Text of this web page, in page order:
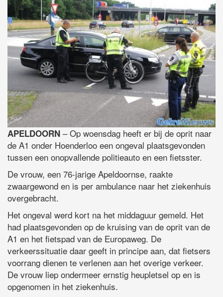
APELDOORN – Op woensdag heeft er bij de oprit naar
de A1 onder Hoenderloo een ongeval plaatsgevonden
tussen een onopvallende politieauto en een fietsster.
De vrouw, een 76-jarige Apeldoornse, raakte
zwaargewond en is per ambulance naar het ziekenhuis
overgebracht.
Het ongeval werd kort na het middaguur gemeld. Het
had plaatsgevonden op de kruising van de oprit van de
A1 en het fietspad van de Europaweg. De
verkeerssituatie daar geeft in principe aan, dat fietsers
voorrang dienen te verlenen aan het overige verkeer.
De vrouw liep ondermeer ernstig heupletsel op en is
opgenomen in het ziekenhuis.